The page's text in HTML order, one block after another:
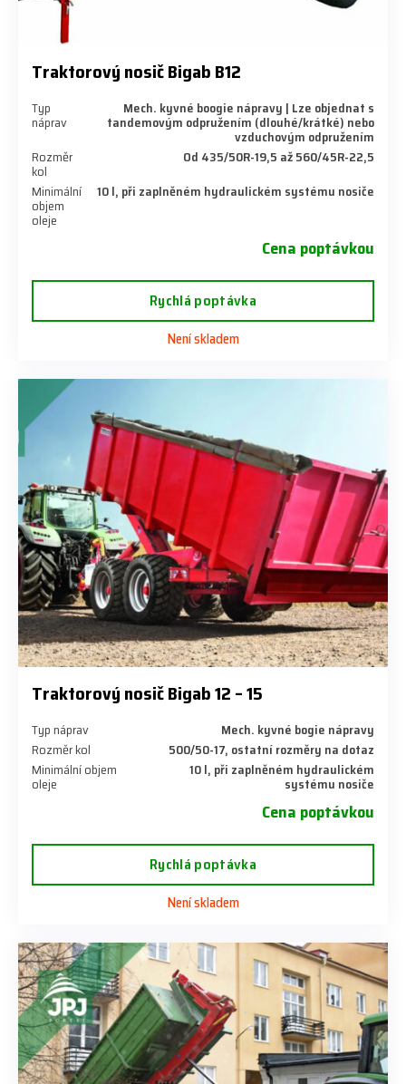
Traktorový nosič Bigab B12
Typ
náprav
Mech. kyvné boogie nápravy | Lze objednat s
tandemovým odpružením (dlouhé/krátké) nebo
vzduchovým odpružením
Rozměr
kol
Od 435/50R-19,5 až 560/45R-22,5
Minimální
objem
oleje
10 l, při zaplněném hydraulickém systému nosiče
Cena poptávkou
Rychlá poptávka
Není skladem
Traktorový nosič Bigab 12 – 15
Typ náprav
Mech. kyvné bogie nápravy
Rozměr kol
500/50-17, ostatní rozměry na dotaz
Minimální objem
oleje
10 l, při zaplněném hydraulickém
systému nosiče
Cena poptávkou
Rychlá poptávka
Není skladem